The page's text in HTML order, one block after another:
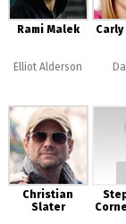
Rami Malek
Elliot Alderson
Christian
Slater